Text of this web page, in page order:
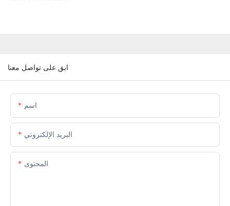
ابق على تواصل معنا
اسم
البريد الإلكتروني
المحتوى